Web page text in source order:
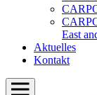
East
Aktuelles
Kontakt